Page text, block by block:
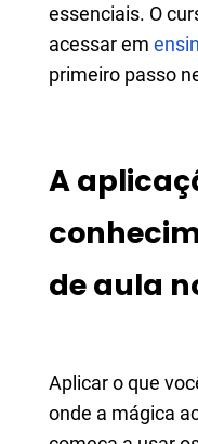
essenciais. O
acessar em
primeiro passo
A
de aula
Aplicar o que
onde a mágica